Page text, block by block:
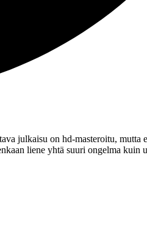
julkaisu on hd‑masteroitu, mutta
liene yhtä suuri ongelma kuin